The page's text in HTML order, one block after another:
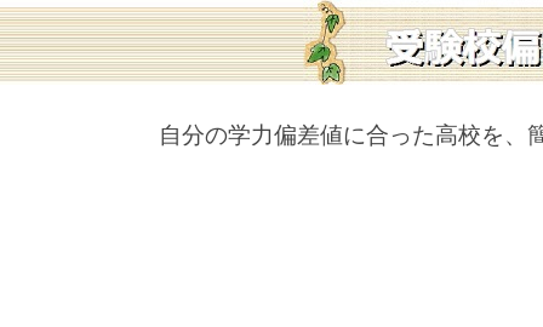
自分の学力偏差値に合った高校を、